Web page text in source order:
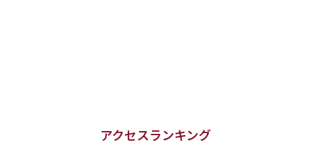
アクセスランキング